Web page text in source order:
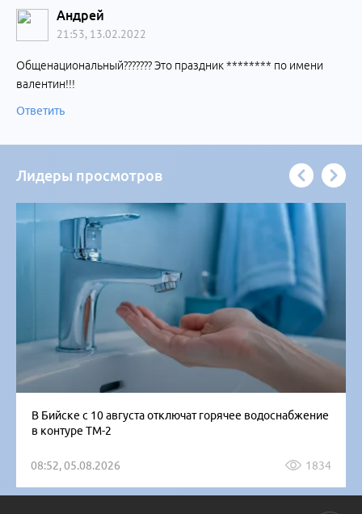
Андрей
21:53, 13.02.2022
Общенациональный??????? Это праздник ******** по имени
валентин!!!
Ответить
Лидеры просмотров
В Бийске с 10 августа отключат горячее водоснабжение
в контуре ТМ-2
08:52, 05.08.2026 1834